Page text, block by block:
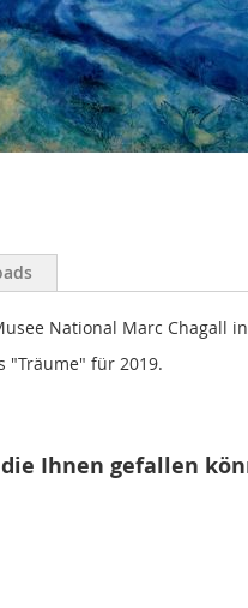
National Marc Chagall
"Träume" für 2019.
Ihnen gefallen